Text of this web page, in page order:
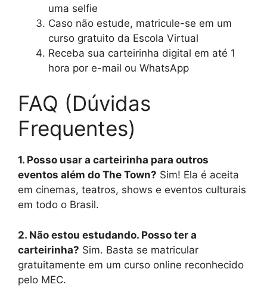
uma selfie
Caso não estude, matricule-se em um
curso gratuito da Escola Virtual
Receba sua carteirinha digital em até 1
hora por e-mail ou WhatsApp
FAQ (Dúvidas
Frequentes)
1. Posso usar a carteirinha para outros
eventos além do The Town? Sim! Ela é aceita
em cinemas, teatros, shows e eventos culturais
em todo o Brasil.
2. Não estou estudando. Posso ter a
carteirinha? Sim. Basta se matricular
gratuitamente em um curso online reconhecido
pelo MEC.